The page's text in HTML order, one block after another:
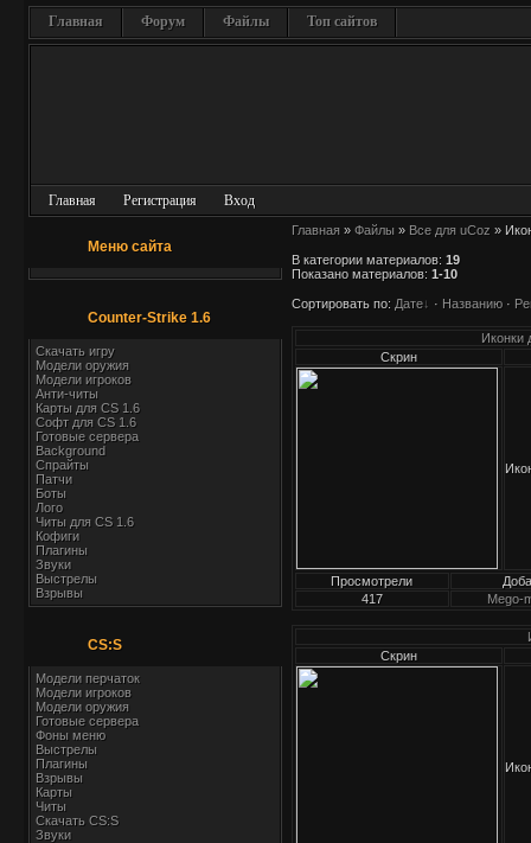
Главная Форум Файлы Топ сайтов
Главная Регистрация Вход
Меню сайта
Counter-Strike 1.6
Скачать игру
Модели оружия
Модели игроков
Анти-читы
Карты для СS 1.6
Софт для CS 1.6
Готовые сервера
Background
Спрайты
Патчи
Боты
Лого
Читы для CS 1.6
Кофиги
Плагины
Звуки
Выстрелы
Взрывы
CS:S
Модели перчаток
Модели игроков
Модели оружия
Готовые сервера
Фоны меню
Выстрелы
Плагины
Взрывы
Карты
Читы
Скачать CS:S
Звуки
Главная » Файлы » Все для uCoz »
В категории материалов: 19
Показано материалов: 1-10
Сортировать по: Дате · Названию ·
Иконки
Скрин
Просмотрели
417
Mego-
Скрин